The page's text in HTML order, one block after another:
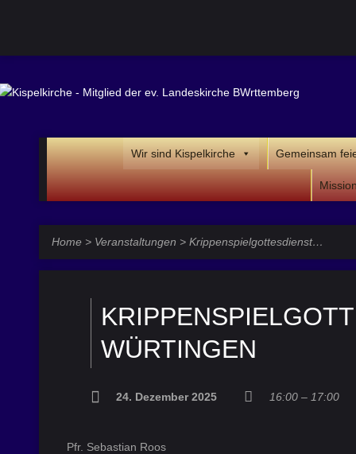
Wir sind Kispelkirche Gemeinsam
Home > Veranstaltungen > Krippenspielgottesdienst…
WÜRTINGEN
24. Dezember 2025 16:00 – 17:00
Pfr. Sebastian Roos